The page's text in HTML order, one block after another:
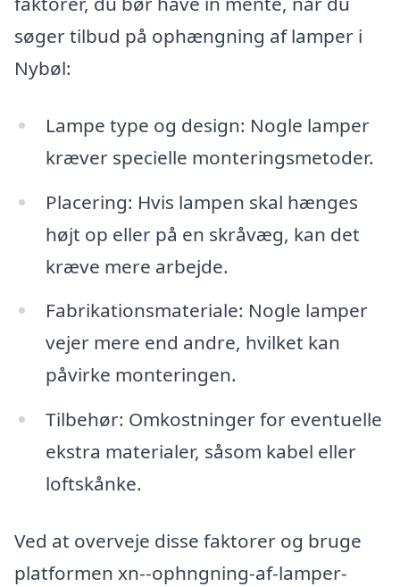
søger tilbud på ophængning af lamper i
Nybøl:
Lampe type og design: Nogle lamper
kræver specielle monteringsmetoder.
Placering: Hvis lampen skal hænges
højt op eller på en skråvæg, kan det
kræve mere arbejde.
Fabrikationsmateriale: Nogle lamper
vejer mere end andre, hvilket kan
påvirke monteringen.
Tilbehør: Omkostninger for eventuelle
ekstra materialer, såsom kabel eller
loftskånke.
Ved at overveje disse faktorer og bruge
platformen xn--ophngning-af-lamper-